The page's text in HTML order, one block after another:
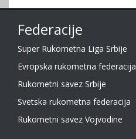
Federacije
Super Rukometna Liga Srbije
Evropska rukometna federacija
Rukometni savez Srbije
Svetska rukometna federacija
Rukometni savez Vojvodine